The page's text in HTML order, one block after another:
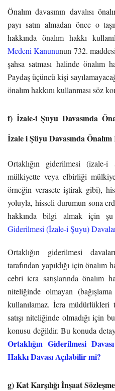
Önalım davasının davalısı
payı satın almadan önce o
hakkında önalım hakkı
Medeni Kanununun 732.
şahsa satması halinde önalım
Paydaş üçüncü kişi
önalım hakkını kullanması söz
f) İzale-i Şuyu Davasında
İzale i Şüyu Davasında
Ortaklığın giderilmesi (izale-
mülkiyette veya elbirliği
örneğin verasete iştirak gibi),
yoluyla, hisseli durumun sona
hakkında bilgi almak için şu
Giderilmesi (İzale-i Şuyu)
Ortaklığın giderilmesi
tarafından yapıldığı için
cebri icra satışlarında önalım
niteliğinde olmayan
kullanılamaz. İcra müdürlükleri
satışı niteliğinde olmadığı için
konusu değildir. Bu konuda
Ortaklığın Giderilmesi
Hakkı Davası Açılabilir mi?
g) Kat Karşılığı İnşaat